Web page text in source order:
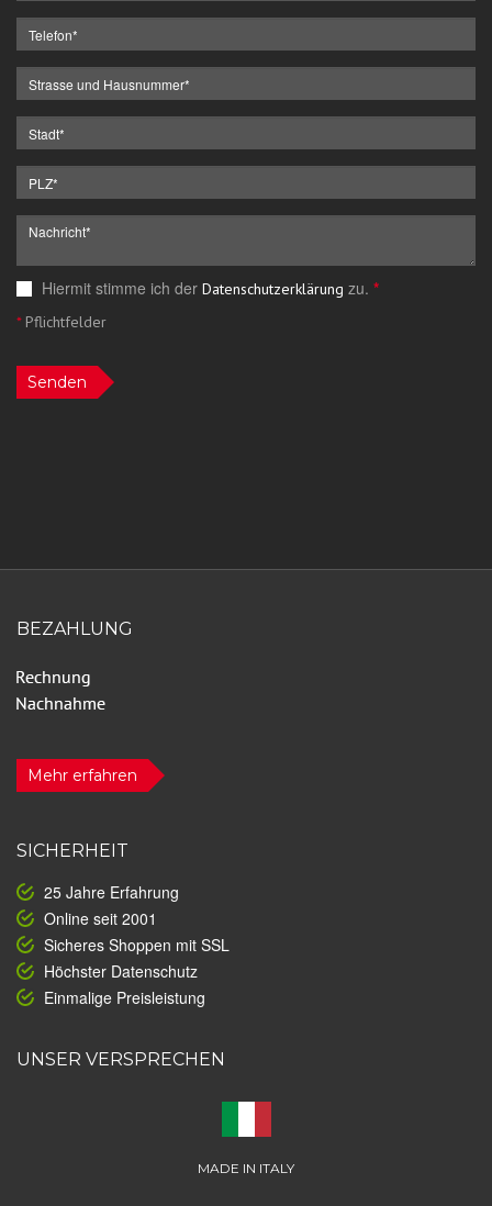
Hiermit stimme ich der Datenschutzerklärung zu. *
*Pflichtfelder
Senden
BEZAHLUNG
Mehr erfahren
SICHERHEIT
25 Jahre Erfahrung
Online seit 2001
Sicheres Shoppen mit SSL
Höchster Datenschutz
Einmalige Preisleistung
UNSER VERSPRECHEN
MADE IN ITALY